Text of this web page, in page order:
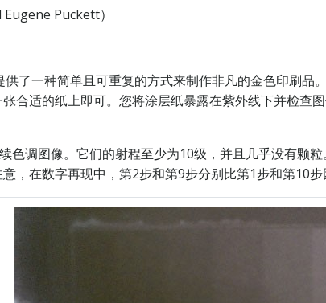
Eugene Puckett）
了一种简单且可重复的方式来制作非凡的金色印刷品
合适的纸上即可。您将涂层纸暴露在紫外线下并检查
色调图像。它们的射程至少为10级，并且几乎没有颗
，在数字再现中，第2步和第9步分别比第1步和第10步